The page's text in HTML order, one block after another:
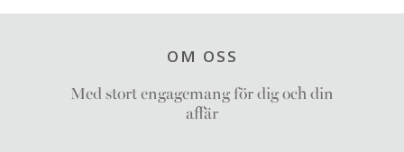
OM OSS
Med stort engagemang för dig och din
affär